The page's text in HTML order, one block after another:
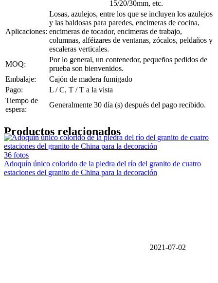
15/20/30mm, etc.
Aplicaciones:
Losas, azulejos, entre los que se incluyen los azulejos
y las baldosas para paredes, encimeras de cocina,
encimeras de tocador, encimeras de trabajo,
columnas, alféizares de ventanas, zócalos, peldaños y
escaleras verticales.
MOQ:
Por lo general, un contenedor, pequeños pedidos de
prueba son bienvenidos.
Embalaje:
Cajón de madera fumigado
Pago:
L / C, T / T a la vista
Tiempo de
espera:
Generalmente 30 día (s) después del pago recibido.
Productos relacionados
36 fotos
Adoquín único colorido de la piedra del río del granito de cuatro
estaciones del granito de China para la decoración
2021-07-02